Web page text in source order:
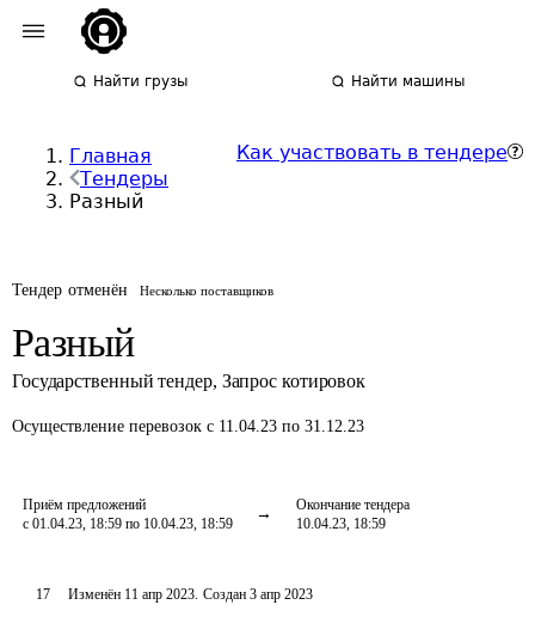
Найти грузы Найти машины
Главная
Тендеры
Разный
Как участвовать в тендере
Тендер отменён Несколько поставщиков
Разный
Государственный тендер, Запрос котировок
Осуществление перевозок с 11.04.23 по 31.12.23
Приём предложений
с 01.04.23, 18:59 по 10.04.23, 18:59
Окончание тендера
10.04.23, 18:59
17 Изменён 11 апр 2023. Создан 3 апр 2023